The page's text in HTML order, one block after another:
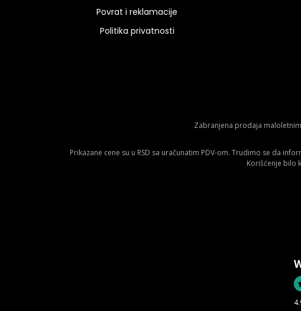
Povrat i reklamacije
Politika privatnosti
Zabranjena prodaja
Prikazane cene su u RSD sa uračunatim PDV-om. Trudimo se da
Korišćenje bilo